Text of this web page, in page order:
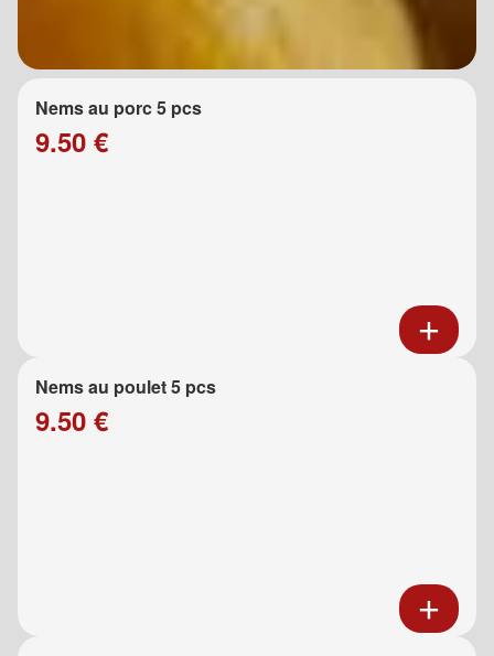
Nems au porc 5 pcs
9.50 €
Nems au poulet 5 pcs
9.50 €